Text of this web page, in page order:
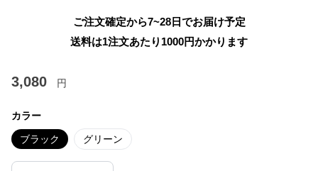
ご注文確定から7~28日でお届け予定
送料は1注文あたり 1000円かかります
3,080 円
カラー
ブラック グリーン